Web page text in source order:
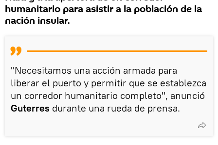
humanitario para asistir a la población de la
nación insular.
"Necesitamos una acción armada para
liberar el puerto y permitir que se establezca
un corredor humanitario completo", anunció
Guterres durante una rueda de prensa.